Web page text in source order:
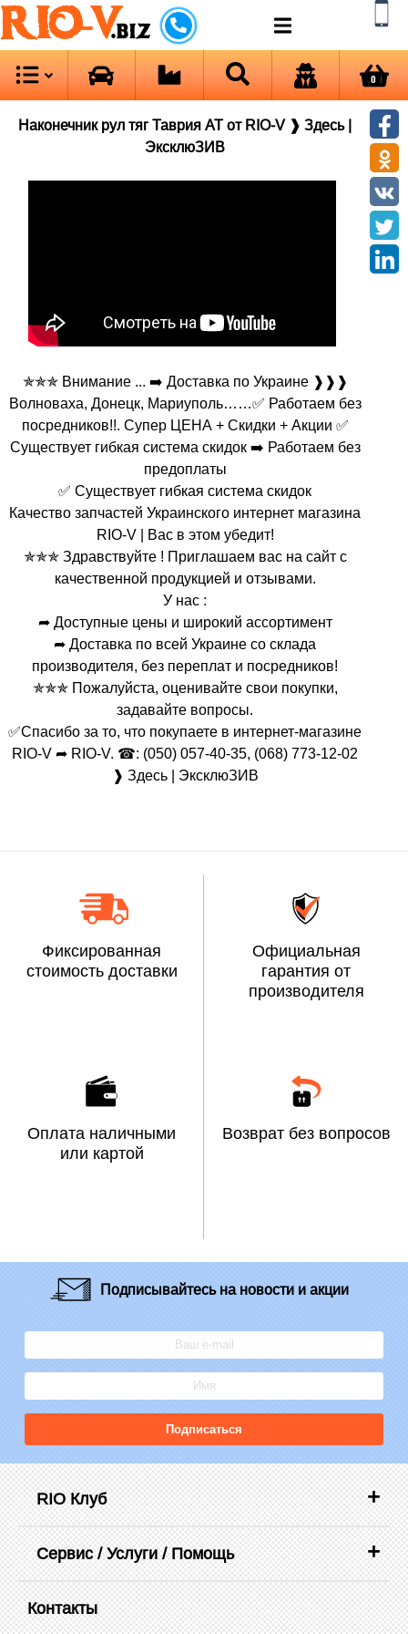
RIO-V.biz
0
Наконечник рул тяг Таврия AT от RIO-V ❱ Здесь |
ЭксклюЗИВ
✯✯✯ Внимание ... ➡️ Доставка по Украине ❱❱❱
Волноваха, Донецк, Мариуполь……✅ Работаем без
посредников!!. Супер ЦЕНА + Скидки + Акции ✅
Существует гибкая система скидок ➡️ Работаем без
предоплаты
✅ Существует гибкая система скидок
Качество запчастей Украинского интернет магазина
RIO-V | Вас в этом убедит!
✯✯✯ Здравствуйте ! Приглашаем вас на сайт с
качественной продукцией и отзывами.
У нас :
➦ Доступные цены и широкий ассортимент
➦ Доставка по всей Украине со склада
производителя, без переплат и посредников!
✯✯✯ Пожалуйста, оценивайте свои покупки,
задавайте вопросы.
✅Спасибо за то, что покупаете в интернет-магазине
RIO-V ➦ RIO-V. ☎: (050) 057-40-35, (068) 773-12-02
❱ Здесь | ЭксклюЗИВ
Фиксированная
стоимость доставки
Официальная
гарантия от
производителя
Оплата наличными
или картой
Возврат без вопросов
Подписывайтесьна новости и акции
Подписаться
RIO Клуб
Сервис / Услуги / Помощь
Контакты